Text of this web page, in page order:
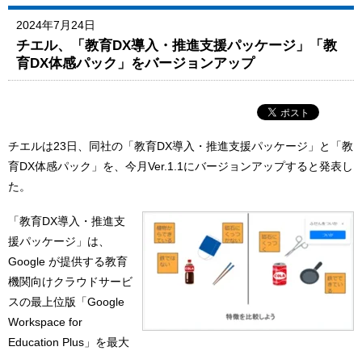
2024年7月24日
チエル、「教育DX導入・推進支援パッケージ」「教
育DX体感パック」をバージョンアップ
チエルは23日、同社の「教育DX導入・推進支援パッケージ」と「教
育DX体感パック」を、今月Ver.1.1にバージョンアップすると発表し
た。
「教育DX導入・推進支
援パッケージ」は、
Google が提供する教育
機関向けクラウドサービ
スの最上位版「Google
Workspace for
Education Plus」を最大